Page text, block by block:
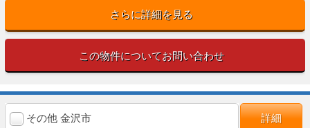
さらに詳細を見る
この物件についてお問い合わせ
その他 金沢市 詳細